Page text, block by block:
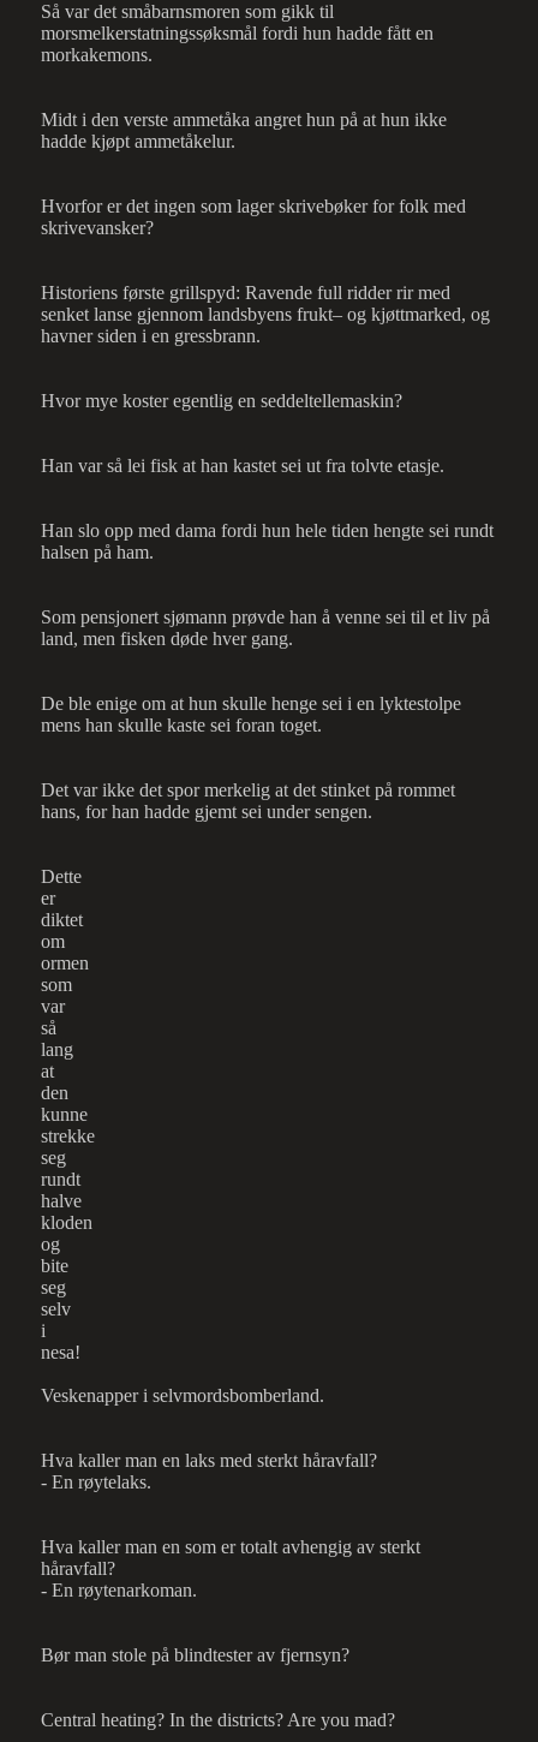
Så var det småbarnsmoren som gikk til
morsmelkerstatningssøksmål fordi hun hadde fått en
morkakemons.
Midt i den verste ammetåka angret hun på at hun ikke
hadde kjøpt ammetåkelur.
Hvorfor er det ingen som lager skrivebøker for folk med
skrivevansker?
Historiens første grillspyd: Ravende full ridder rir med
senket lanse gjennom landsbyens frukt– og kjøttmarked, og
havner siden i en gressbrann.
Hvor mye koster egentlig en seddeltellemaskin?
Han var så lei fisk at han kastet sei ut fra tolvte etasje.
Han slo opp med dama fordi hun hele tiden hengte sei rundt
halsen på ham.
Som pensjonert sjømann prøvde han å venne sei til et liv på
land, men fisken døde hver gang.
De ble enige om at hun skulle henge sei i en lyktestolpe
mens han skulle kaste sei foran toget.
Det var ikke det spor merkelig at det stinket på rommet
hans, for han hadde gjemt sei under sengen.
Dette
er
diktet
om
ormen
som
var
så
lang
at
den
kunne
strekke
seg
rundt
halve
kloden
og
bite
seg
selv
i
nesa!
Veskenapper i selvmordsbomberland.
Hva kaller man en laks med sterkt håravfall?
- En røytelaks.
Hva kaller man en som er totalt avhengig av sterkt
håravfall?
- En røytenarkoman.
Bør man stole på blindtester av fjernsyn?
Central heating? In the districts? Are you mad?